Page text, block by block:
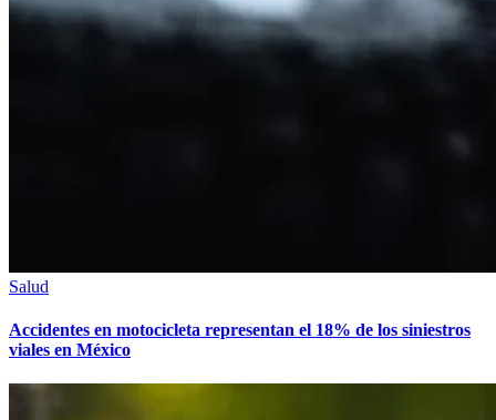
Salud
Accidentes en motocicleta representan el 18% de los siniestros
viales en México